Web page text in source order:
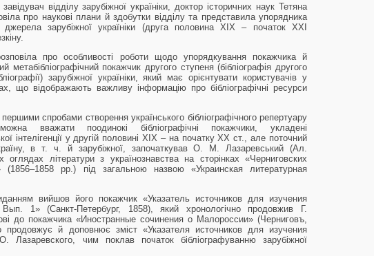
відділу зарубіжної україніки, доктор історичних наук Тетяна
про наукові плани й здобутки відділу та представила упорядника
джерела зарубіжної україніки (друга половина ХІХ – початок ХХІ
про особливості роботи щодо упорядкування покажчика й
покажчик другого ступеня (бібліографія другого
зарубіжної україніки, який має орієнтувати користувачів у
що відображають важливу інформацію про бібліографічні ресурси
спробами створення українського бібліографічного репертуару
вважати поодинокі бібліографічні покажчики, укладені
інтелігенції у другій половині ХІХ – на початку ХХ ст., але поточний
в т. ч. й зарубіжної, започаткував О. М. Лазаревський (Ал.
оглядах літератури з українознавства на сторінках «Черниговских
(1856–1858 рр.) під загальною назвою «Украинская литературная
вийшов його покажчик «Указатель источников для изучения
Вып. 1» (Санкт-Петербург, 1858), який хронологічно продовжив Г.
до покажчика «Иностранные сочинения о Малороссии» (Черниговъ,
продовжує й доповнює зміст «Указателя источников для изучения
Лазаревского, чим поклав початок бібліографуванню зарубіжної